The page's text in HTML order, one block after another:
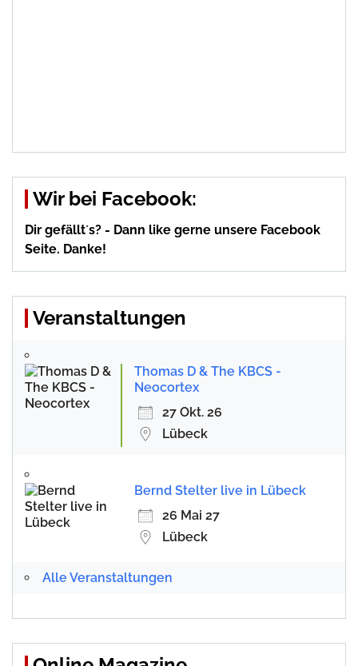
Wir bei Facebook:
Dir gefällt´s? - Dann like gerne unsere Facebook
Seite. Danke!
Veranstaltungen
Thomas D & The KBCS -
Neocortex
27 Okt. 26
Lübeck
Bernd Stelter live in Lübeck
26 Mai 27
Lübeck
Alle Veranstaltungen